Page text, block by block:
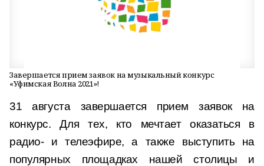
Завершается прием заявок на музыкальный конкурс
«Уфимская Волна 2021»!
31 августа завершается прием заявок на
конкурс. Для тех, кто мечтает оказаться в
радио- и телеэфире, а также выступить на
популярных площадках нашей столицы и